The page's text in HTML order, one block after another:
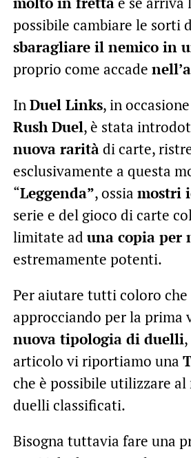
possibile cambiare le sorti
sbaragliare il nemico in
proprio come accade
InDuel Links, in
Rush Duel, è stata
nuova raritàdi carte,
esclusivamente a questa
“Leggenda”, ossia mostri
serie e del gioco di carte
limitate ad una copia per
estremamente potenti.
Per aiutare tutti coloro che
approcciando per la prima
nuova tipologia di duelli
articolo vi riportiamo una
che è possibile utilizzare
duelli classificati.
Bisogna tuttavia fare una